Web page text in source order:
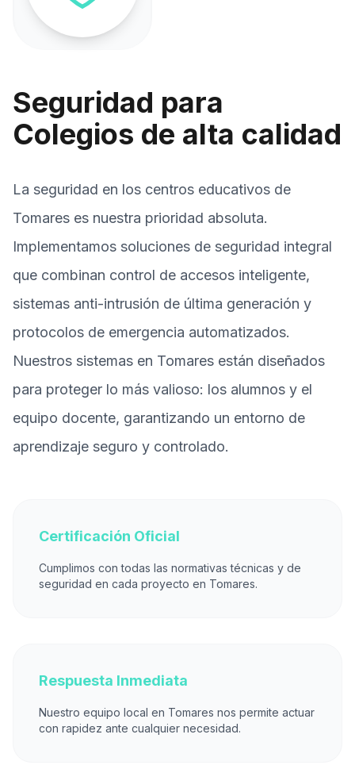
Seguridad para
Colegios de alta calidad
La seguridad en los centros educativos de
Tomares es nuestra prioridad absoluta.
Implementamos soluciones de seguridad integral
que combinan control de accesos inteligente,
sistemas anti-intrusión de última generación y
protocolos de emergencia automatizados.
Nuestros sistemas en Tomares están diseñados
para proteger lo más valioso: los alumnos y el
equipo docente, garantizando un entorno de
aprendizaje seguro y controlado.
Certificación Oficial
Cumplimos con todas las normativas técnicas y de
seguridad en cada proyecto en Tomares.
Respuesta Inmediata
Nuestro equipo local en Tomares nos permite actuar
con rapidez ante cualquier necesidad.